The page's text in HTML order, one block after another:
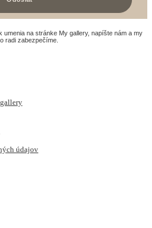
na stránke My gallery, napíšte nám a my
radi zabezpečíme.
údajov